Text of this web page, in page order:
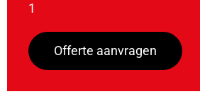
1
Offerte aanvragen